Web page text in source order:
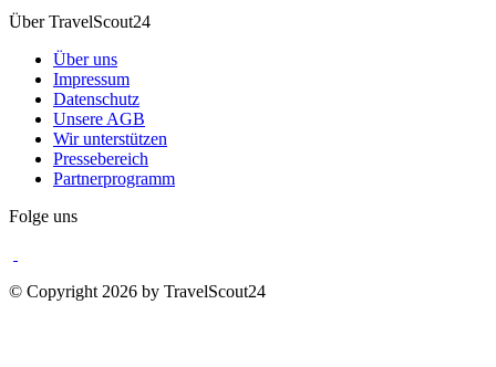
Über TravelScout24
Über uns
Impressum
Datenschutz
Unsere AGB
Wir unterstützen
Pressebereich
Partnerprogramm
Folge uns
© Copyright 2026 by TravelScout24